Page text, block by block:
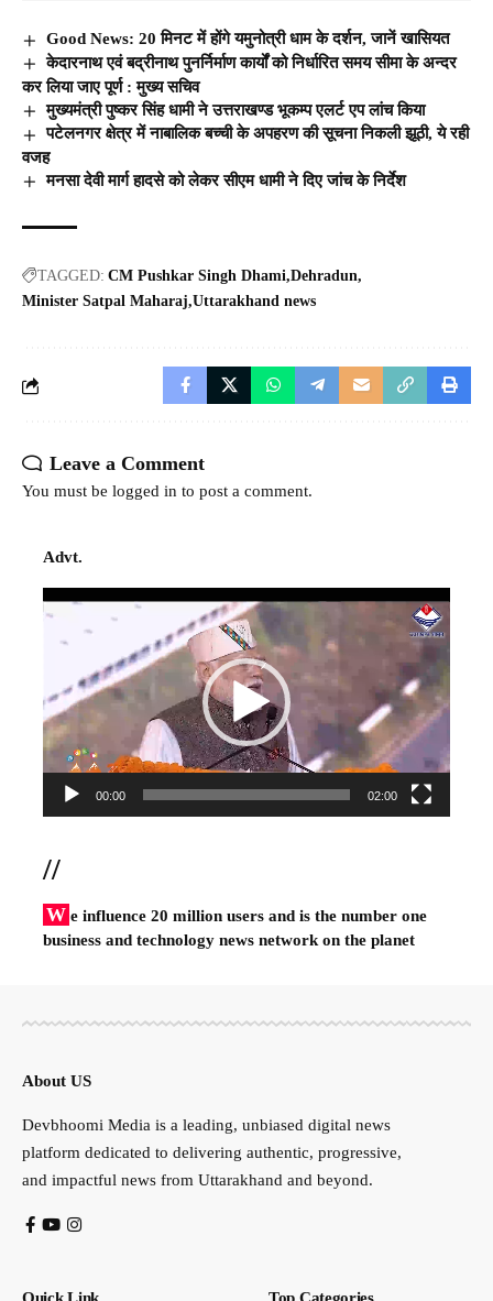
Good News: 20 मिनट में होंगे यमुनोत्री धाम के दर्शन, जानें खासियत
केदारनाथ एवं बद्रीनाथ पुनर्निर्माण कार्यों को निर्धारित समय सीमा के अन्दर
कर लिया जाए पूर्ण : मुख्य सचिव
मुख्यमंत्री पुष्कर सिंह धामी ने उत्तराखण्ड भूकम्प एलर्ट एप लांच किया
पटेलनगर क्षेत्र में नाबालिक बच्ची के अपहरण की सूचना निकली झूठी, ये रही
वजह
मनसा देवी मार्ग हादसे को लेकर सीएम धामी ने दिए जांच के निर्देश
TAGGED: CM Pushkar Singh Dhami Dehradun
Minister Satpal Maharaj Uttarakhand news
Leave a Comment
You must be logged in to post a comment.
Advt.
Video
00:00 02:00
//
W e influence 20 million users and is the number one
business and technology news network on the planet
About US
Devbhoomi Media is a leading, unbiased digital news
platform dedicated to delivering authentic, progressive,
and impactful news from Uttarakhand and beyond.